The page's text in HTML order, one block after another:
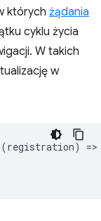
których żądania
cyklu życia
W takich
w
registration) =>